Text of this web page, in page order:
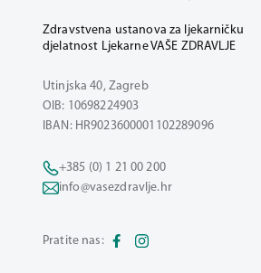
Zdravstvena ustanova za ljekarničku
djelatnost Ljekarne VAŠE ZDRAVLJE
Utinjska 40, Zagreb
OIB: 10698224903
IBAN: HR9023600001102289096
+385 (0) 1 21 00 200
info@vasezdravlje.hr
Pratite nas: